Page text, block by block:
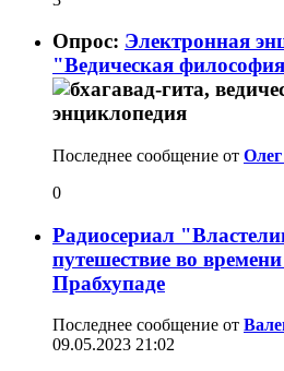
Опрос: Электронная
"Ведическая
Последнее сообщение от
0
Радиосериал
путешествие во
Прабхупаде
Последнее сообщение от
09.05.2023 21:02